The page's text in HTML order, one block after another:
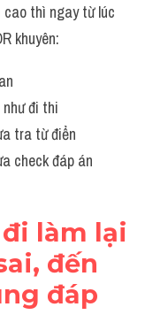
cao thì ngay từ lúc
khuyên:
đi thi
tra từ điển
check đáp án
đi làm lại
đến
đáp